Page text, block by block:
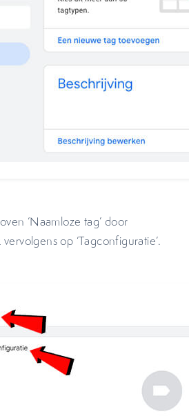
‘Naamloze tag’ door
vervolgens op ‘Tagconfiguratie’.